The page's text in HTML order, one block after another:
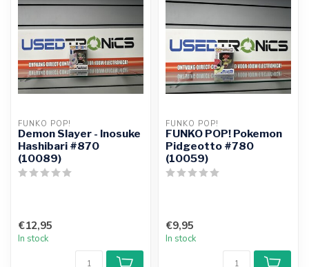
FUNKO POP!
Demon Slayer - Inosuke
Hashibari #870
(10089)
€12,95
In stock
FUNKO POP!
FUNKO POP! Pokemon
Pidgeotto #780
(10059)
€9,95
In stock